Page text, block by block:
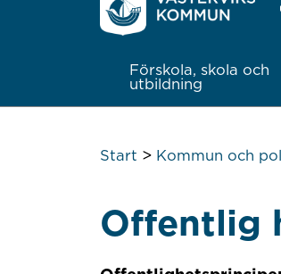
Förskola, skola och
utbildning
Start > Kommun och
Offentlig